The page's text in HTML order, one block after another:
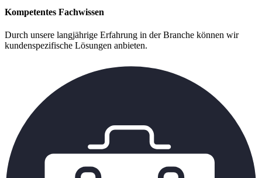
Kompetentes Fachwissen
Durch unsere langjährige Erfahrung in der Branche können wir
kundenspezifische Lösungen anbieten.